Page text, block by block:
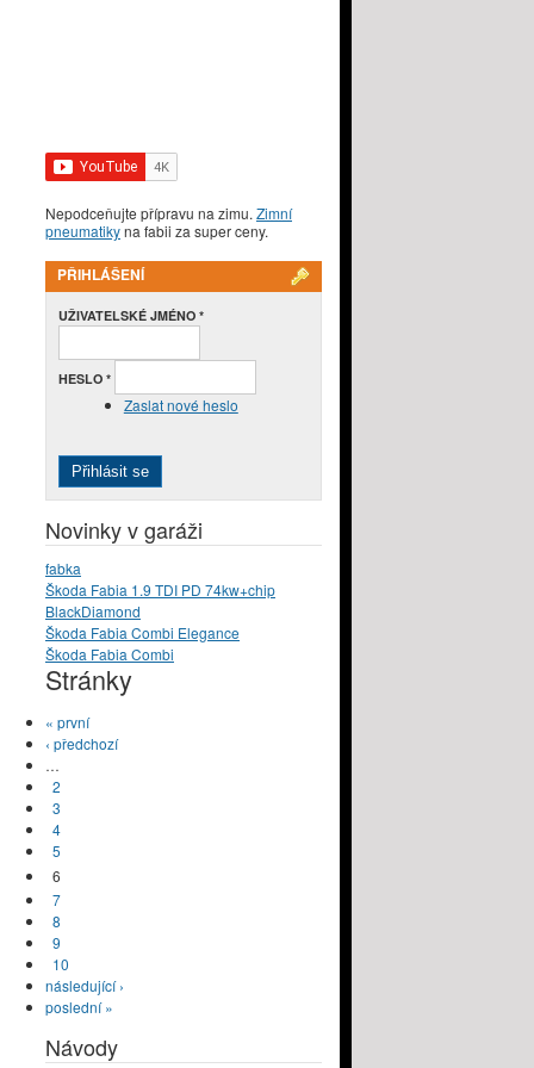
Nepodceňujte přípravu na zimu. Zimní
pneumatikyna fabii za super ceny.
PŘIHLÁŠENÍ
UŽIVATELSKÉ JMÉNO *
HESLO *
Zaslat nové heslo
Novinky v garáži
fabka
Škoda Fabia 1.9 TDI PD 74kw+chip
BlackDiamond
Škoda Fabia Combi Elegance
Škoda Fabia Combi
Stránky
« první
‹ předchozí
…
2
3
4
5
6
7
8
9
10
následující ›
poslední »
Návody